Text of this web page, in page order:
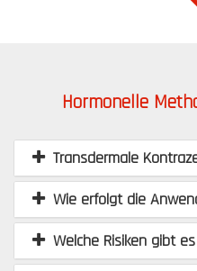
Hormonelle
Transdermale
Wie erfolgt die
Welche Risiken gibt